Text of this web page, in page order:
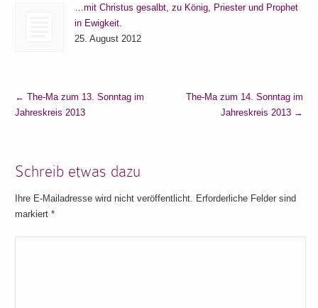
…mit Christus gesalbt, zu König, Priester und Prophet
in Ewigkeit.
25. August 2012
← The-Ma zum 13. Sonntag im
Jahreskreis 2013
The-Ma zum 14. Sonntag im
Jahreskreis 2013 →
Schreib etwas dazu
Ihre E-Mailadresse wird nicht veröffentlicht. Erforderliche Felder sind
markiert*